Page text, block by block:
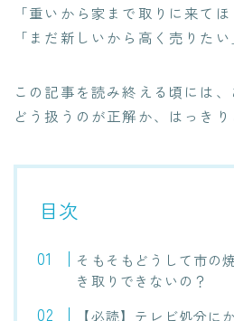
「重いから家まで取りに来てほ
「まだ新しいから高く売りたい
この記事を読み終える頃には
どう扱うのが正解か、はっきり
目次
そもそもどうして市の
き取りできないの？
【必読】テレビ処分に